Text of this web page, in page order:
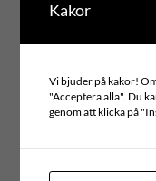
Kakor
Vi bjuder på kakor!
"Acceptera alla". Du
genom att klicka på